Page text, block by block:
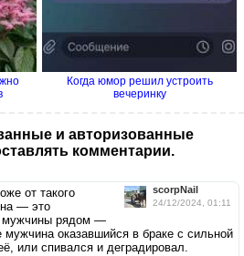
Когда юмор решил устроить
вечеринку
и авторизованные
комментарии.
scorpNail
24/12/2024, 01:11
от такого
— это
мужчины рядом —
оказавшийся в браке с сильной
или спивался и деградировал.